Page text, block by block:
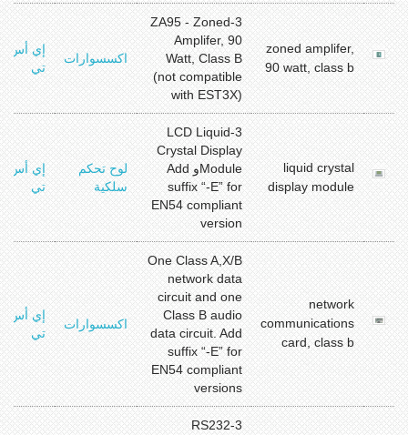
zoned amplifer,
90 watt, class b
3-ZA95 - Zoned
Amplifer, 90
Watt, Class B
(not compatible
with EST3X)
اكسسوارات
إي أس
تي
liquid crystal
display module
3-LCD Liquid
Crystal Display
Moduleو Add
suffix “-E” for
EN54 compliant
version
لوح تحكم
سلكية
إي أس
تي
network
communications
card, class b
One Class A,X/B
network data
circuit and one
Class B audio
data circuit. Add
suffix “-E” for
EN54 compliant
versions
اكسسوارات
إي أس
تي
3-RS232